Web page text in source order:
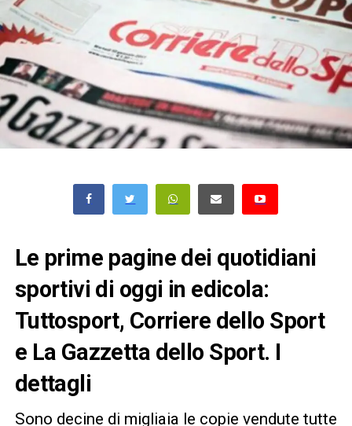
Le prime pagine dei quotidiani
sportivi di oggi in edicola:
Tuttosport, Corriere dello Sport
e La Gazzetta dello Sport. I
dettagli
Sono decine di migliaia le copie vendute tutte